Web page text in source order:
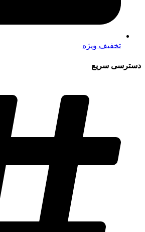
تخفیف ویژه
دسترسی سریع